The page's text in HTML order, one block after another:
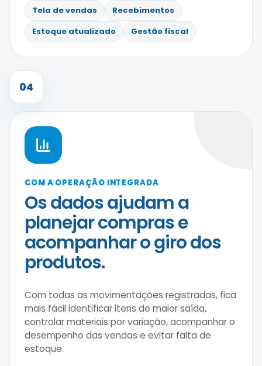
Tela de vendas
Recebimentos
Estoque atualizado
Gestão fiscal
04
COM A OPERAÇÃO INTEGRADA
Os dados ajudam a
planejar compras e
acompanhar o giro dos
produtos.
Com todas as movimentações registradas, fica
mais fácil identificar itens de maior saída,
controlar materiais por variação, acompanhar o
desempenho das vendas e evitar falta de
estoque.